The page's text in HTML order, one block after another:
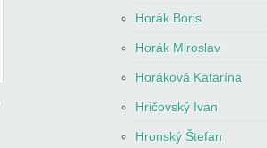
Horák Boris
Horák Miroslav
Horáková Katarína
Hričovský Ivan
Hronský Štefan